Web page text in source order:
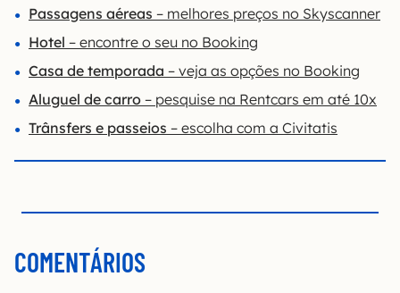
Passagens aéreas – melhores preços no Skyscanner
Hotel – encontre o seu no Booking
Casa de temporada – veja as opções no Booking
Aluguel de carro – pesquise na Rentcars em até 10x
Trânsfers e passeios – escolha com a Civitatis
COMENTÁRIOS